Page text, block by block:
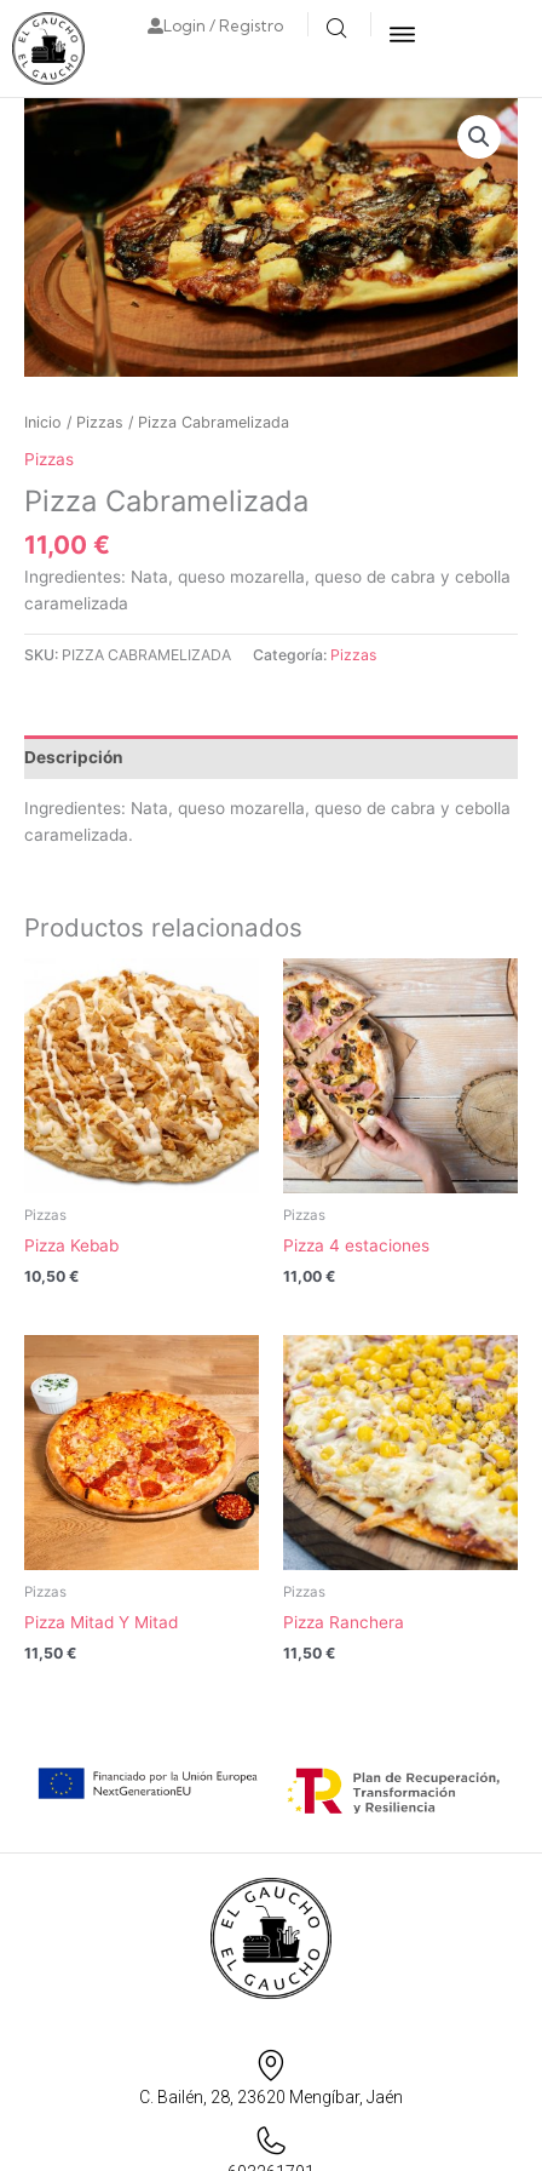
Login / Registro
Inicio / Pizzas / Pizza Cabramelizada
Pizzas
Pizza Cabramelizada
11,00 €
Ingredientes: Nata, queso mozarella, queso de cabra y cebolla
caramelizada
SKU: PIZZA CABRAMELIZADA Categoría: Pizzas
Descripción
Ingredientes: Nata, queso mozarella, queso de cabra y cebolla
caramelizada.
Productos relacionados
Pizzas
Pizza Kebab
10,50 €
Pizzas
Pizza 4 estaciones
11,00 €
Pizzas
Pizza Mitad Y Mitad
11,50 €
Pizzas
Pizza Ranchera
11,50 €
C. Bailén, 28, 23620 Mengíbar, Jaén